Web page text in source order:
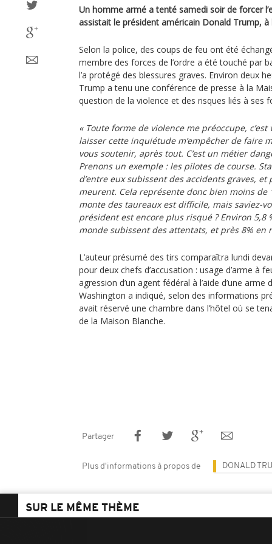
Un homme armé a tenté samedi soir de forcer
assistait le président américain Donald Trump, à
Selon la police, des coups de feu ont été
membre des forces de l’ordre a été touché par
l’a protégé des blessures graves. Environ deux
Trump a tenu une conférence de presse à la
question de la violence et des risques liés à ses
« Toute forme de violence me préoccupe,
laisser cette inquiétude m’empêcher de faire
vous soutenir, après tout. C’est un métier
Prenons un exemple : les pilotes de course.
d’entre eux subissent des accidents graves, et
meurent. Cela représente donc bien moins de
monte des taureaux est difficile, mais saviez-
président est encore plus risqué ? Environ 5,8
monde subissent des attentats, et près 8% en
L’auteur présumé des tirs comparaîtra lundi
pour deux chefs d’accusation : usage d’arme à
agression d’un agent fédéral à l’aide d’une arme
Washington a indiqué, selon des informations
avait réservé une chambre dans l’hôtel où se
de la Maison Blanche.
Partager
Plus d'informations à propos de DONALD
SUR LE MÊME THÈME